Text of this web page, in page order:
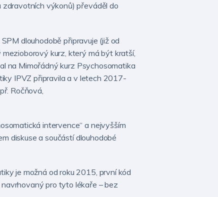
zdravotních výkonů) převáděl do
dlouhodobě připravuje (již od
kurz, který má být kratší,
na Mimořádný kurz Psychosomatika
IPVZ připravila a v letech 2017-
Ročňová,
intervence“ a nejvyšším
diskuse a součástí dlouhodobé
je možná od roku 2015, první kód
pro tyto lékaře – bez